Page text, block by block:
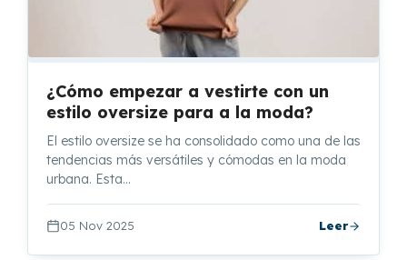
¿Cómo empezar a vestirte con un
estilo oversize para a la moda?
El estilo oversize se ha consolidado como una de las
tendencias más versátiles y cómodas en la moda
urbana. Esta…
05 Nov 2025 Leer